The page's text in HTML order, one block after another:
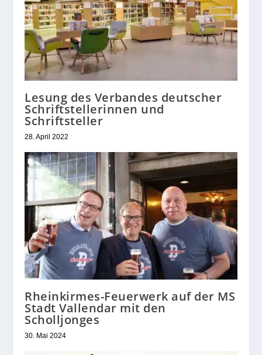
Lesung des Verbandes deutscher
Schriftstellerinnen und
Schriftsteller
28. April 2022
Rheinkirmes-Feuerwerk auf der MS
Stadt Vallendar mit den
Scholljonges
30. Mai 2024